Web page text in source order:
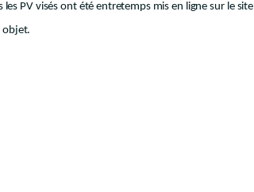
PV visés ont été entretemps mis en ligne sur le site
objet.